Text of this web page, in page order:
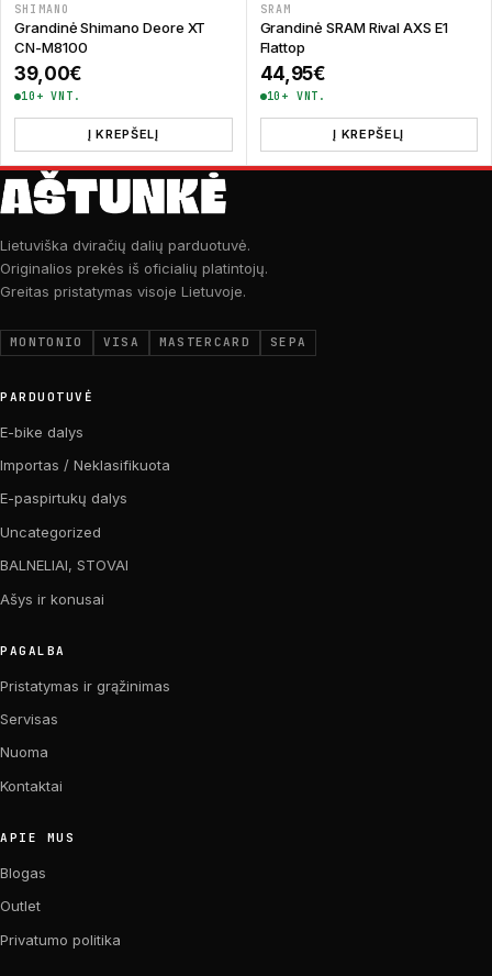
SHIMANO
Grandinė Shimano Deore XT
CN-M8100
39,00€
10+ VNT.
Į KREPŠELĮ
SRAM
Grandinė SRAM Rival AXS E1
Flattop
44,95€
10+ VNT.
Į KREPŠELĮ
Lietuviška dviračių dalių parduotuvė.
Originalios prekės iš oficialių platintojų.
Greitas pristatymas visoje Lietuvoje.
MONTONIO VISA MASTERCARD SEPA
PARDUOTUVĖ
E-bike dalys
Importas / Neklasifikuota
E-paspirtukų dalys
Uncategorized
BALNELIAI, STOVAI
Ašys ir konusai
PAGALBA
Pristatymas ir grąžinimas
Servisas
Nuoma
Kontaktai
APIE MUS
Blogas
Outlet
Privatumo politika